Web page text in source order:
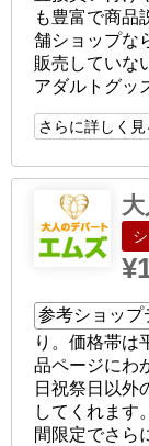
も豊富で商品
舗ショップな
販売していな
アダルトグッ
さらに詳しく見
参考ショップ
り。価格帯は
品ページにわ
日祝祭日以外
してくれます
間限定でさら